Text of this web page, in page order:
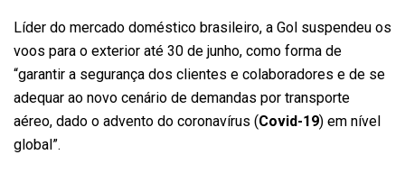
Líder do mercado doméstico brasileiro, a Gol suspendeu os
voos para o exterior até 30 de junho, como forma de
“garantir a segurança dos clientes e colaboradores e de se
adequar ao novo cenário de demandas por transporte
aéreo, dado o advento do coronavírus (Covid-19) em nível
global”.